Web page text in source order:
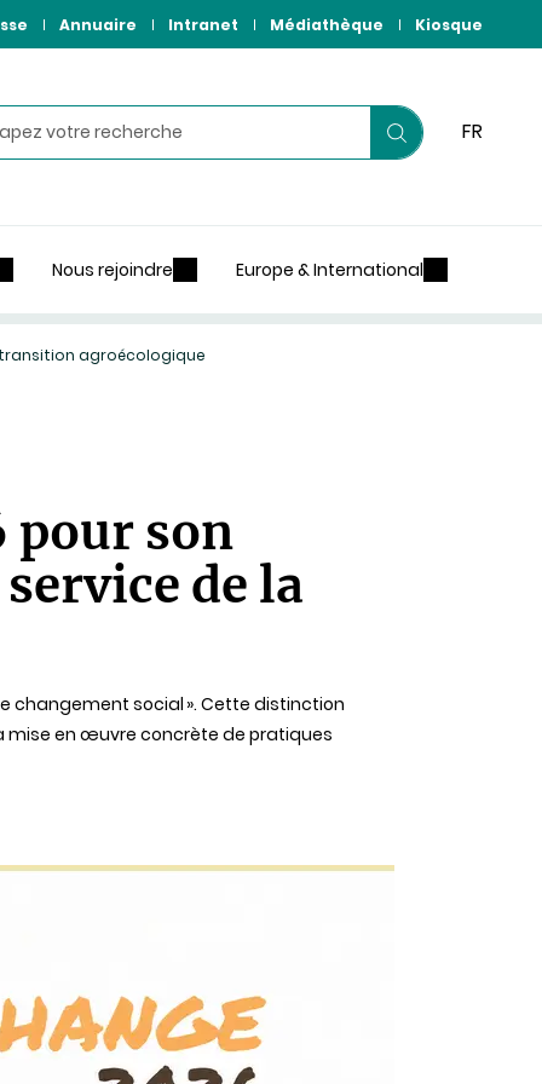
Annuaire Intranet Médiathèque Kiosque
Lancer
FR
Nous rejoindre Europe & International
transition agroécologique
pour son
de la
changement social ». Cette distinction
mise en œuvre concrète de pratiques